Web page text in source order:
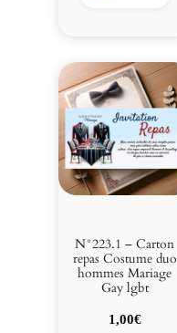
N°223.1 – Carton
repas Costume duo
hommes Mariage
Gay lgbt
1,00€